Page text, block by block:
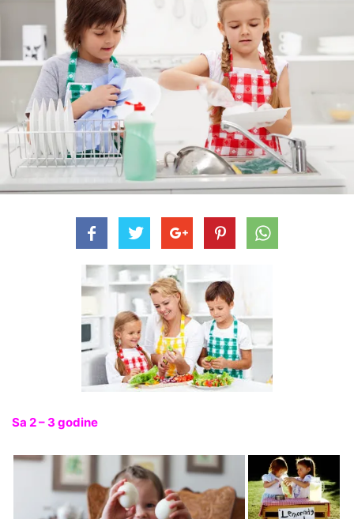
Sa 2 – 3 godine